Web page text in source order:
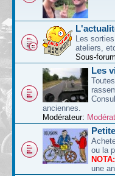
Les
ateliers,
Sous-
Les
anciennes.
Modérateur:
ou la
NOTA:
une